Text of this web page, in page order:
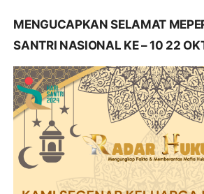
MENGUCAPKAN SELAMAT
SANTRI NASIONAL KE – 10 22